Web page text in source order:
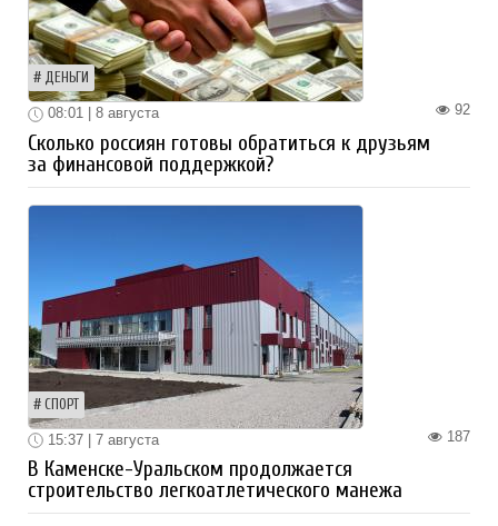
ДЕНЬГИ
92
08:01 | 8 августа
Сколько россиян готовы обратиться к друзьям
за финансовой поддержкой?
СПОРТ
187
15:37 | 7 августа
В Каменске-Уральском продолжается
строительство легкоатлетического манежа